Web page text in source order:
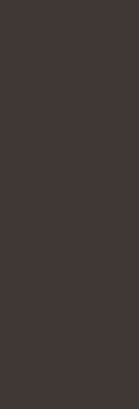
lớp bề mặt
giúp kết cấu
sàn chống
mạnh và mối